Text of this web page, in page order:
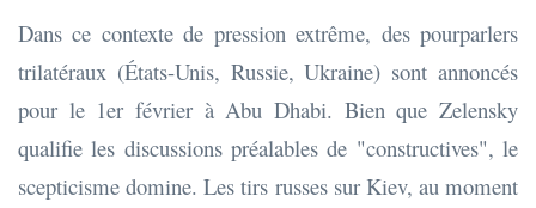
Dans ce contexte de pression extrême, des pourparlers
trilatéraux (États-Unis, Russie, Ukraine) sont annoncés
pour le 1er février à Abu Dhabi. Bien que Zelensky
qualifie les discussions préalables de "constructives", le
scepticisme domine. Les tirs russes sur Kiev, au moment